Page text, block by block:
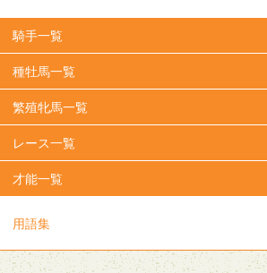
騎手一覧
種牡馬一覧
繁殖牝馬一覧
レース一覧
才能一覧
用語集